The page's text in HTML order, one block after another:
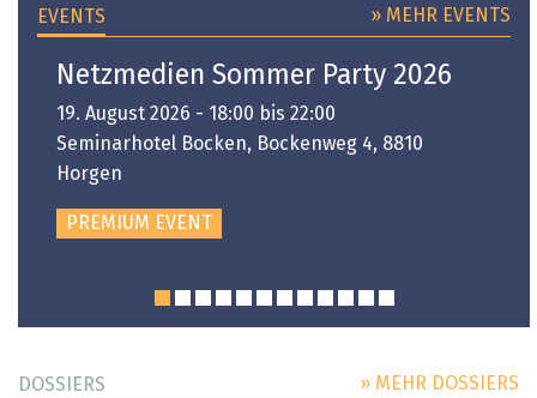
EVENTS » MEHR EVENTS
Netzmedien Sommer Party 2026
19. August 2026 - 18:00 bis 22:00
Seminarhotel Bocken, Bockenweg 4, 8810
Horgen
PREMIUM EVENT
DOSSIERS » MEHR DOSSIERS